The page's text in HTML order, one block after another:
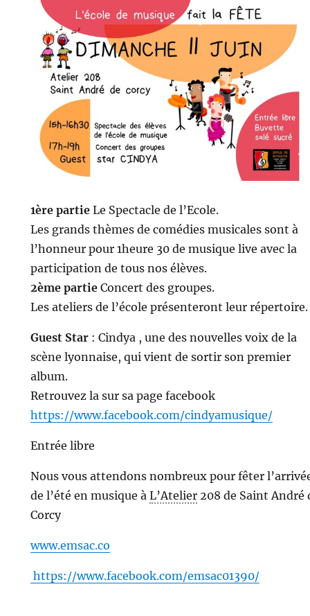
1ère partieLe Spectacle de l’Ecole.
Les grands thèmes de comédies musicales sont à
l’honneur pour 1heure 30 de musique live avec la
participation de tous nos élèves.
2ème partieConcert des groupes.
Les ateliers de l’école présenteront leur répertoire.
Guest Star: Cindya , une des nouvelles voix de la
scène lyonnaise, qui vient de sortir son premier
album.
Retrouvez la sur sa page facebook
https://www.facebook.com/cindyamusique/
Entrée libre
Nous vous attendons nombreux pour fêter
de l’été en musique à L’Atelier208 de Saint André
Corcy
www.emsac.co
https://www.facebook.com/emsac01390/